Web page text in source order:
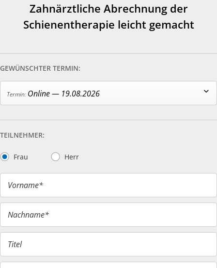
Zahnärztliche Abrechnung der
Schienentherapie leicht gemacht
GEWÜNSCHTER TERMIN:
Online — 19.08.2026
TEILNEHMER:
Frau Herr
Vorname*
Nachname*
Titel